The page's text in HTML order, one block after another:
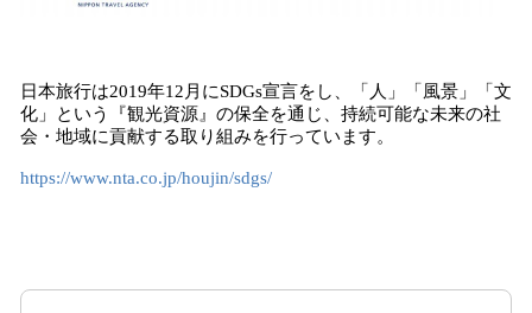
日本旅行は2019年12月にSDGs宣言をし、「人」「風景」「文
化」という『観光資源』の保全を通じ、持続可能な未来の社
会・地域に貢献する取り組みを行っています。
https://www.nta.co.jp/houjin/sdgs/